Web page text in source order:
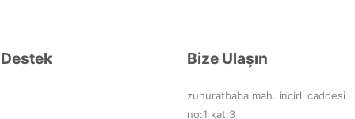
Destek Bize Ulaşın
zuhuratbaba mah. incirli caddesi
no:1 kat:3